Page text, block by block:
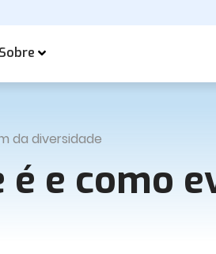
Sobre
da diversidade
e como